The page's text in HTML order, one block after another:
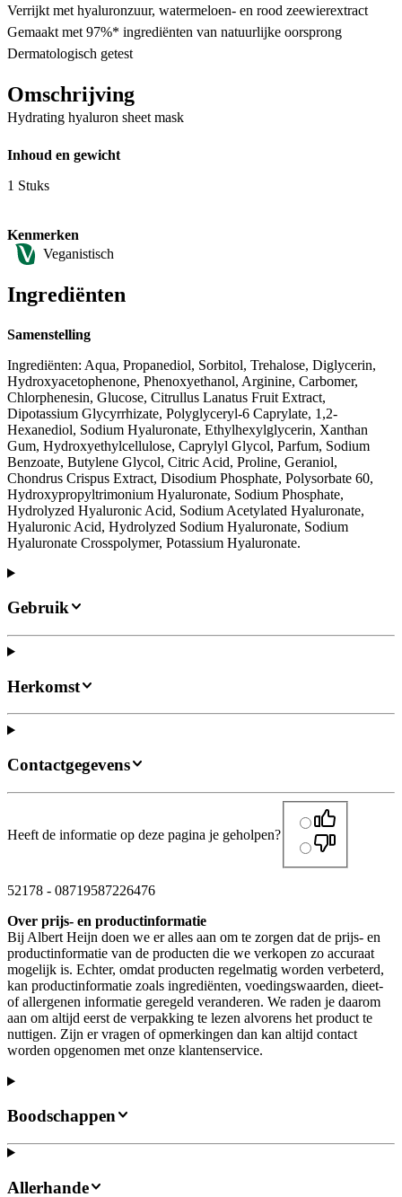
Verrijkt met hyaluronzuur, watermeloen- en rood zeewierextract
Gemaakt met 97%* ingrediënten van natuurlijke oorsprong
Dermatologisch getest
Omschrijving
Hydrating hyaluron sheet mask
Inhoud en gewicht
1 Stuks
Kenmerken
Veganistisch
Ingrediënten
Samenstelling
Ingrediënten: Aqua, Propanediol, Sorbitol, Trehalose, Diglycerin,
Hydroxyacetophenone, Phenoxyethanol, Arginine, Carbomer,
Chlorphenesin, Glucose, Citrullus Lanatus Fruit Extract,
Dipotassium Glycyrrhizate, Polyglyceryl-6 Caprylate, 1,2-
Hexanediol, Sodium Hyaluronate, Ethylhexylglycerin, Xanthan
Gum, Hydroxyethylcellulose, Caprylyl Glycol, Parfum, Sodium
Benzoate, Butylene Glycol, Citric Acid, Proline, Geraniol,
Chondrus Crispus Extract, Disodium Phosphate, Polysorbate 60,
Hydroxypropyltrimonium Hyaluronate, Sodium Phosphate,
Hydrolyzed Hyaluronic Acid, Sodium Acetylated Hyaluronate,
Hyaluronic Acid, Hydrolyzed Sodium Hyaluronate, Sodium
Hyaluronate Crosspolymer, Potassium Hyaluronate.
Gebruik
Herkomst
Contactgegevens
Heeft de informatie op deze pagina je geholpen?
52178 - 08719587226476
Over prijs- en productinformatie
Bij Albert Heijn doen we er alles aan om te zorgen dat de prijs- en
productinformatie van de producten die we verkopen zo accuraat
mogelijk is. Echter, omdat producten regelmatig worden verbeterd,
kan productinformatie zoals ingrediënten, voedingswaarden, dieet-
of allergenen informatie geregeld veranderen. We raden je daarom
aan om altijd eerst de verpakking te lezen alvorens het product te
nuttigen. Zijn er vragen of opmerkingen dan kan altijd contact
worden opgenomen met onze klantenservice.
Boodschappen
Allerhande